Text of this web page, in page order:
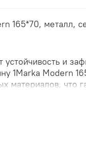
165*70, металл,
и
1Marka Modern
материалов, что
Купить
165*70